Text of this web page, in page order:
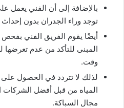
بالإضافة إلى أن الفني يعمل
توجد وراء الجدران بدون
أيضًا يقوم الفريق الفني
المبنى للتأكد من عدم
وقت.
لذلك لا تتردد في الحصول
المياه من قبل أفضل الشركات
مجال السباكة.